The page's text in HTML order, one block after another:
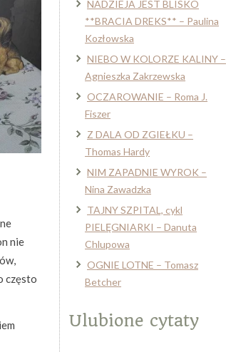
nie
często
NADZIEJA JEST BLISKO
**BRACIA DREKS** – Paulina
Kozłowska
NIEBO W KOLORZE KALINY –
Agnieszka Zakrzewska
OCZAROWANIE – Roma J.
Fiszer
Z DALA OD ZGIEŁKU –
Thomas Hardy
NIM ZAPADNIE WYROK –
Nina Zawadzka
TAJNY SZPITAL, cykl
PIELĘGNIARKI – Danuta
Chlupowa
OGNIE LOTNE – Tomasz
Betcher
Ulubione cytaty